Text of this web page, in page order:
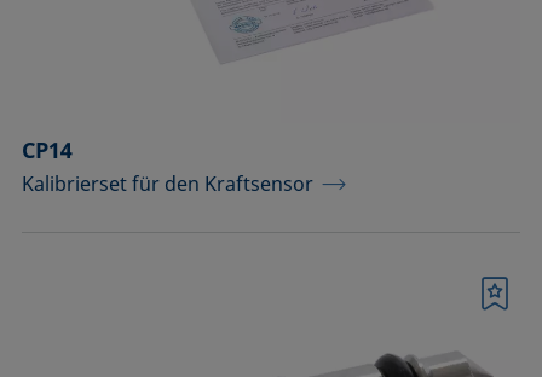
CP14
Kalibrierset für den Kraftsensor